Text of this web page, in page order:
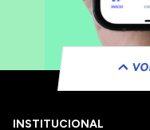
INSTITUCIONAL